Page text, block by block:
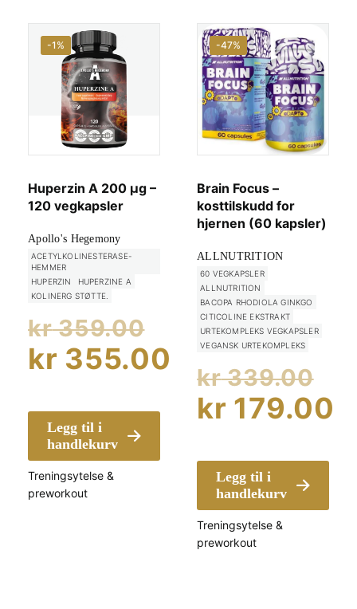
-1%
Huperzin A 200 µg –
120 vegkapsler
Apollo's Hegemony
ACETYLKOLINESTERASE-
HEMMER
HUPERZIN
HUPERZINE A
KOLINERG STØTTE.
kr359.00
Opprinnelig
pris
var:
kr 359.00.
kr 355.00
pris
er:
kr 355.00.
Legg til i
handlekurv
Treningsytelse &
preworkout
-47%
Brain Focus –
kosttilskudd for
hjernen (60 kapsler)
ALLNUTRITION
60 VEGKAPSLER
ALLNUTRITION
BACOPA RHODIOLA GINKGO
CITICOLINE EKSTRAKT
URTEKOMPLEKS VEGKAPSLER
VEGANSK URTEKOMPLEKS
kr339.00
kr
kr 179.00
pris
er:
kr 179.00.
Legg til i
handlekurv
Treningsytelse &
preworkout